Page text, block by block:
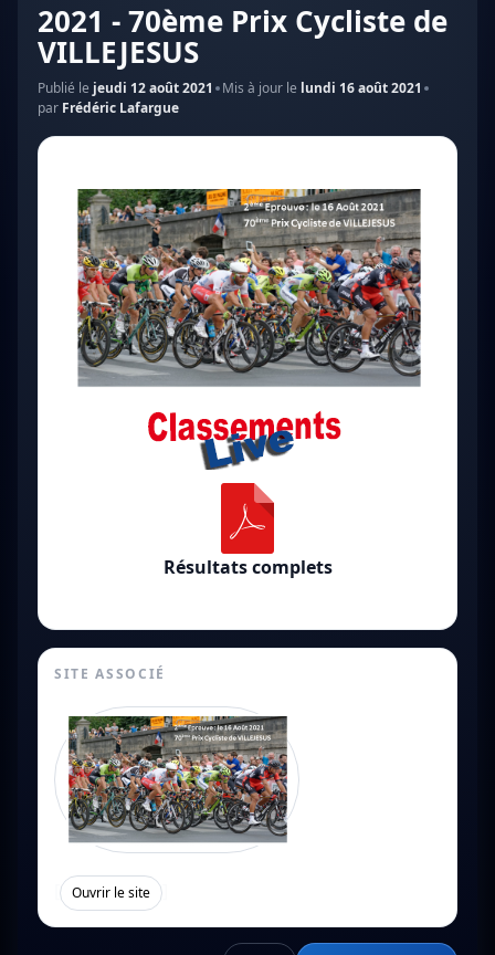
2021 - 70ème Prix Cycliste de
VILLEJESUS
Publié le jeudi 12 août 2021 Mis à jour le lundi 16 août 2021
par Frédéric Lafargue
Résultats complets
SITE ASSOCIÉ
Ouvrir le site